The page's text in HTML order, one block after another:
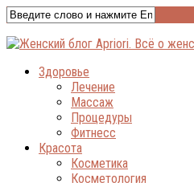
Здоровье
Лечение
Массаж
Процедуры
Фитнесс
Красота
Косметика
Косметология